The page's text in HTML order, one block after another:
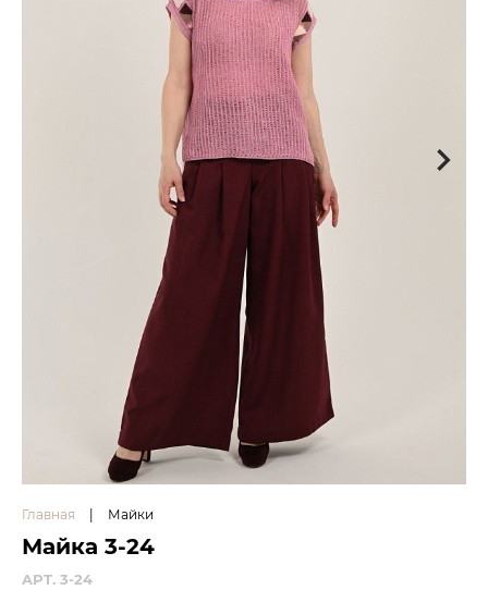
Главная Майки
Майка 3-24
APT. 3-24